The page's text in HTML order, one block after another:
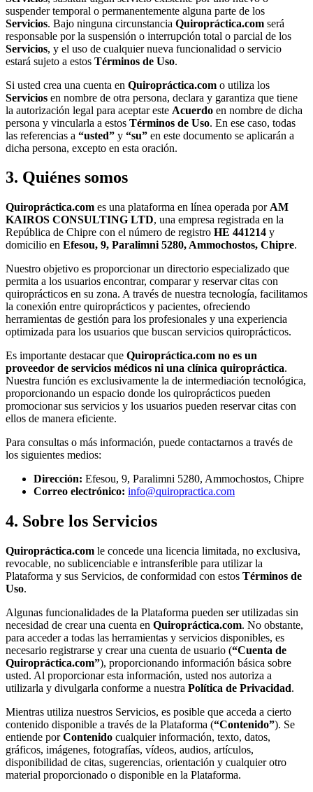
suspender temporal o permanentemente alguna parte de los
Servicios. Bajo ninguna circunstancia Quiropráctica.com será
responsable por la suspensión o interrupción total o parcial de los
Servicios, y el uso de cualquier nueva funcionalidad o servicio
estará sujeto a estos Términos de Uso.
Si usted crea una cuenta en Quiropráctica.com o utiliza los
Servicios en nombre de otra persona, declara y garantiza que tiene
la autorización legal para aceptar este Acuerdo en nombre de dicha
persona y vincularla a estos Términos de Uso. En ese caso, todas
las referencias a “usted” y “su” en este documento se aplicarán a
dicha persona, excepto en esta oración.
3. Quiénes somos
Quiropráctica.com es una plataforma en línea operada por AM
KAIROS CONSULTING LTD, una empresa registrada en la
República de Chipre con el número de registro ΗΕ 441214 y
domicilio en Efesou, 9, Paralimni 5280, Ammochostos, Chipre.
Nuestro objetivo es proporcionar un directorio especializado que
permita a los usuarios encontrar, comparar y reservar citas con
quiroprácticos en su zona. A través de nuestra tecnología, facilitamos
la conexión entre quiroprácticos y pacientes, ofreciendo
herramientas de gestión para los profesionales y una experiencia
optimizada para los usuarios que buscan servicios quiroprácticos.
Es importante destacar que Quiropráctica.com no es un
proveedor de servicios médicos ni una clínica quiropráctica.
Nuestra función es exclusivamente la de intermediación tecnológica,
proporcionando un espacio donde los quiroprácticos pueden
promocionar sus servicios y los usuarios pueden reservar citas con
ellos de manera eficiente.
Para consultas o más información, puede contactarnos a través de
los siguientes medios:
Dirección: Efesou, 9, Paralimni 5280, Ammochostos, Chipre
Correo electrónico: info@quiropractica.com
4. Sobre los Servicios
Quiropráctica.com le concede una licencia limitada, no exclusiva,
revocable, no sublicenciable e intransferible para utilizar la
Plataforma y sus Servicios, de conformidad con estos Términos de
Uso.
Algunas funcionalidades de la Plataforma pueden ser utilizadas sin
necesidad de crear una cuenta en Quiropráctica.com. No obstante,
para acceder a todas las herramientas y servicios disponibles, es
necesario registrarse y crear una cuenta de usuario (“Cuenta de
Quiropráctica.com”), proporcionando información básica sobre
usted. Al proporcionar esta información, usted nos autoriza a
utilizarla y divulgarla conforme a nuestra Política de Privacidad.
Mientras utiliza nuestros Servicios, es posible que acceda a cierto
contenido disponible a través de la Plataforma (“Contenido”). Se
entiende por Contenido cualquier información, texto, datos,
gráficos, imágenes, fotografías, vídeos, audios, artículos,
disponibilidad de citas, sugerencias, orientación y cualquier otro
material proporcionado o disponible en la Plataforma.